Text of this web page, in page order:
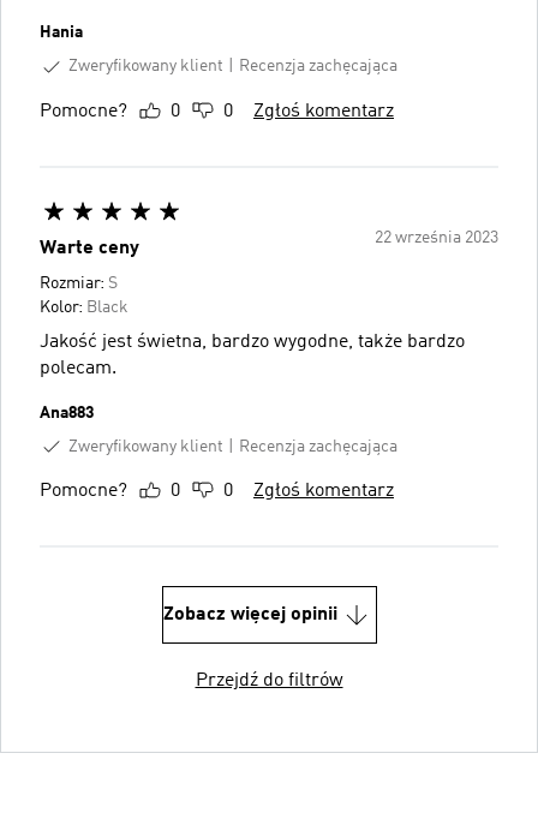
Hania
Zweryfikowany klient
Recenzja zachęcająca
Pomocne? 0 0 Zgłoś komentarz
22 września 2023
Warte ceny
Rozmiar: S
Kolor: Black
Jakość jest świetna, bardzo wygodne, także bardzo
polecam.
Ana883
Zweryfikowany klient
Recenzja zachęcająca
Pomocne? 0 0 Zgłoś komentarz
Zobacz więcej opinii
Przejdź do filtrów